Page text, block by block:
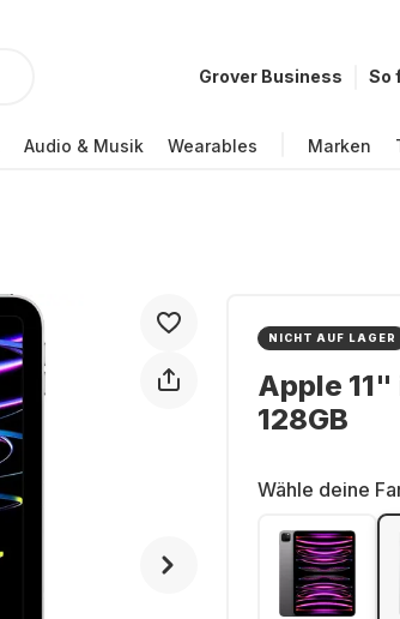
Grover Business So
Audio & Musik Wearables Marken
NICHT AUF LAGER
Apple
128GB
Wähle deine